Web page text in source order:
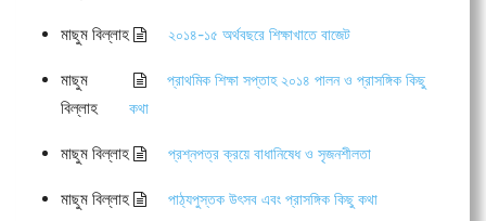
মাছুম বিল্লাহ ২০১৪-১৫ অর্থবছরে শিক্ষাখাতে বাজেট
মাছুম
বিল্লাহ
প্রাথমিক শিক্ষা সপ্তাহ ২০১৪ পালন ও প্রাসঙ্গিক কিছু
কথা
মাছুম বিল্লাহ প্রশ্নপত্র ক্রয়ে বাধানিষেধ ও সৃজনশীলতা
মাছুম বিল্লাহ পাঠ্যপুস্তক উৎসব এবং প্রাসঙ্গিক কিছু কথা